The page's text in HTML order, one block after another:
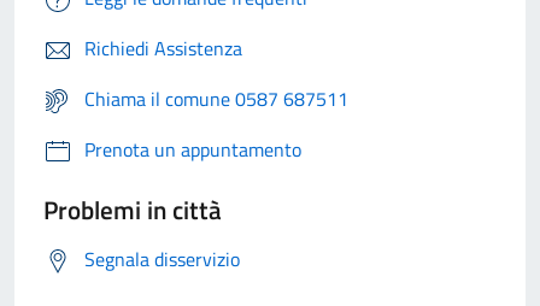
Richiedi Assistenza
Chiama il comune 0587 687511
Prenota un appuntamento
Problemi in città
Segnala disservizio